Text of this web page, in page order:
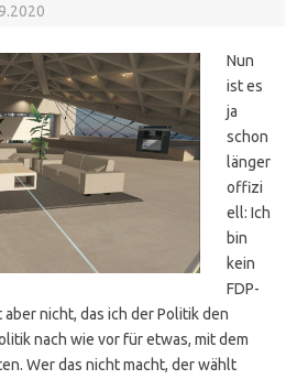
Nun
ist es
ja
schon
länger
offizi
ell: Ich
bin
kein
FDP-
nicht, das ich der Politik den
nach wie vor für etwas, mit dem
Wer das nicht macht, der wählt